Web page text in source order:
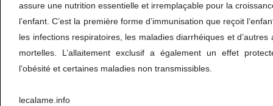
assure une nutrition essentielle et irremplaçable pour la
l’enfant. C’est la première forme d’immunisation que reçoit
les infections respiratoires, les maladies diarrhéiques et d’autres
mortelles. L’allaitement exclusif a également un effet
l’obésité et certaines maladies non transmissibles.
lecalame.info